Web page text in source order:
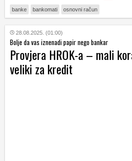
banke bankomati osnovni račun
28.08.2025. (01:00)
Bolje da vas iznenadi papir nego bankar
Provjera HROK-a – mali
veliki za kredit